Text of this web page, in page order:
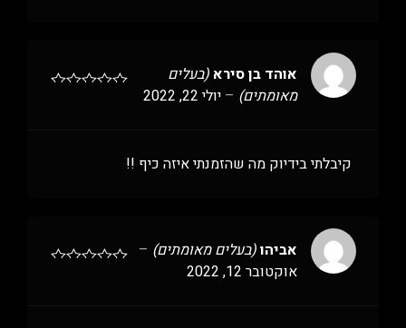
אוהד בן סירא(בעלים
מאומתים) – יולי 22, 2022
קיבלתי בידיוק מה שהזמנתי איזה כיף !!
אביהו(בעלים מאומתים) –
אוקטובר 12, 2022